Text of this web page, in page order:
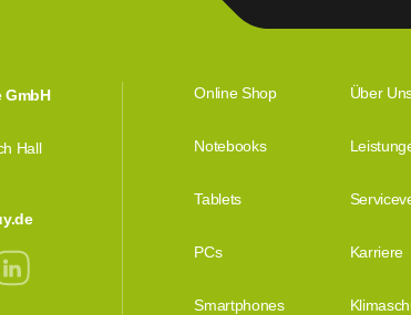
GmbH
Hall
Online Shop Über
Notebooks
Tablets
PCs Karriere
Smartphones